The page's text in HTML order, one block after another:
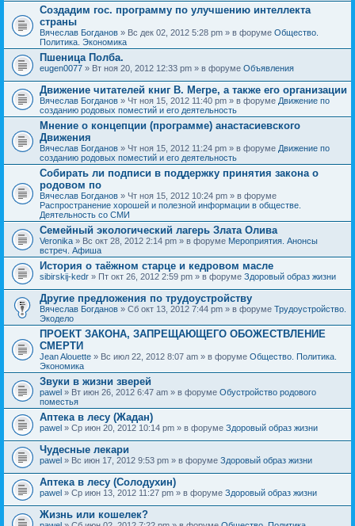
Создадим гос. программу по улучшению интеллекта
страны
Вячеслав Богданов » Вс дек 02, 2012 5:28 pm » в форуме Общество.
Политика. Экономика
Пшеница Полба.
eugen0077 » Вт ноя 20, 2012 12:33 pm » в форуме Объявления
Движение читателей книг В. Мегре, а также его организации
Вячеслав Богданов » Чт ноя 15, 2012 11:40 pm » в форуме Движение по
созданию родовых поместий и его деятельность
Мнение о концепции (программе) анастасиевского
Движения
Вячеслав Богданов » Чт ноя 15, 2012 11:24 pm » в форуме Движение по
созданию родовых поместий и его деятельность
Собирать ли подписи в поддержку принятия закона о
родовом по
Вячеслав Богданов » Чт ноя 15, 2012 10:24 pm » в форуме
Распространение хорошей и полезной информации в обществе.
Деятельность со СМИ
Семейный экологический лагерь Злата Олива
Veronika » Вс окт 28, 2012 2:14 pm » в форуме Мероприятия. Анонсы
встреч. Афиша
История о таёжном старце и кедровом масле
sibirskij-kedr » Пт окт 26, 2012 2:59 pm » в форуме Здоровый образ жизни
Другие предложения по трудоустройству
Вячеслав Богданов » Сб окт 13, 2012 7:44 pm » в форуме Трудоустройство.
Экодело
ПРОЕКТ ЗАКОНА, ЗАПРЕЩАЮЩЕГО ОБОЖЕСТВЛЕНИЕ
СМЕРТИ
Jean Alouette » Вс июл 22, 2012 8:07 am » в форуме Общество. Политика.
Экономика
Звуки в жизни зверей
pawel » Вт июн 26, 2012 6:47 am » в форуме Обустройство родового
поместья
Аптека в лесу (Жадан)
pawel » Ср июн 20, 2012 10:14 pm » в форуме Здоровый образ жизни
Чудесные лекари
pawel » Вс июн 17, 2012 9:53 pm » в форуме Здоровый образ жизни
Аптека в лесу (Солодухин)
pawel » Ср июн 13, 2012 11:27 pm » в форуме Здоровый образ жизни
Жизнь или кошелек?